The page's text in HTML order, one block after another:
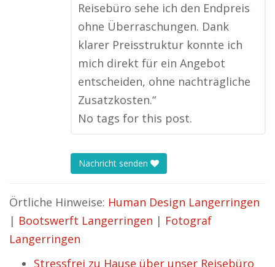
Reisebüro sehe ich den Endpreis
ohne Überraschungen. Dank
klarer Preisstruktur konnte ich
mich direkt für ein Angebot
entscheiden, ohne nachträgliche
Zusatzkosten.“
No tags for this post.
Nachricht senden
Örtliche Hinweise: Human Design Langerringen
| Bootswerft Langerringen | Fotograf
Langerringen
Stressfrei zu Hause über unser Reisebüro